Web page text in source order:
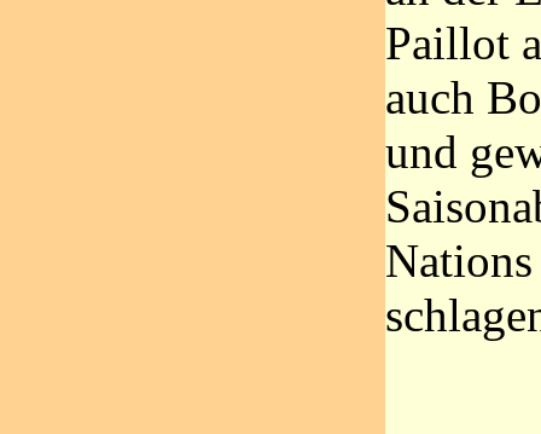
Paillot
auch
und